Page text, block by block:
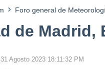
Foro general de
de Madrid,
Agosto 2023 18:11:32 PM